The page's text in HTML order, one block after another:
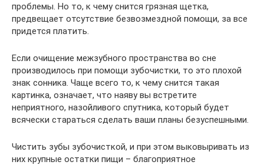
проблемы. Но то, к чему снится грязная щетка,
предвещает отсутствие безвозмездной помощи, за все
придется платить.
Если очищение межзубного пространства во сне
производилось при помощи зубочистки, то это плохой
знак сонника. Чаще всего то, к чему снится такая
картинка, означает, что наяву вы встретите
неприятного, назойливого спутника, который будет
всячески стараться сделать ваши планы безуспешными.
Чистить зубы зубочисткой, и при этом выковыривать из
них крупные остатки пищи – благоприятное